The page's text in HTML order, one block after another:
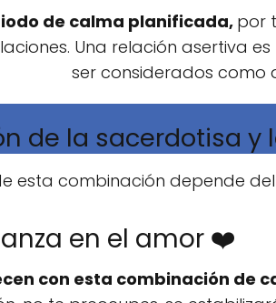
de calma planificada, por
Una relación asertiva
ser considerados como
de la sacerdotisa y
esta combinación depende
en el amor ❤️
con esta combinación de